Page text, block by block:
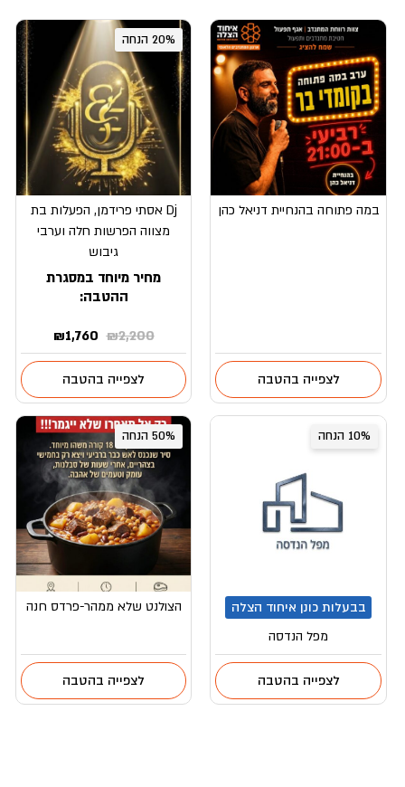
במה פתוחה בהנחיית דניאל כהן
לצפייה בהטבה
20% הנחה
Dj אסתי פרידמן, הפעלות בת
מצווה הפרשות חלה וערבי
גיבוש
מחיר מיוחד במסגרת
ההטבה:
₪2,200
המחיר
המקורי
היה:
₪1,760
הנוכחי
₪1,760.
לצפייה בהטבה
10% הנחה
בבעלות כונן איחוד הצלה
מפל הנדסה
לצפייה בהטבה
50% הנחה
הצולנט שלא ממהר-פרדס חנה
לצפייה בהטבה